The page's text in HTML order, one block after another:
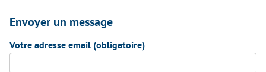
Envoyer un message
Votre adresse email (obligatoire)